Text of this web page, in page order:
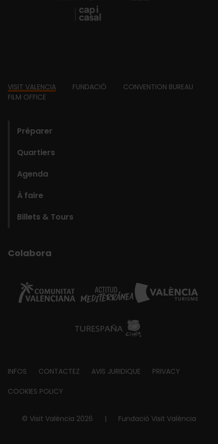
Footer
VISIT VALENCIA FUNDACIÓ
CONVENTION BUREAU
FILM OFFICE
Préparer
Quartiers
Agenda
À faire
Billets & Tours
Colabora
Footer
about
INFOS CONTACTEZ AVIS JURIDIQUE PRIVACY
COOKIES POLICY
© Visit València 2026 | Fundació Visit València